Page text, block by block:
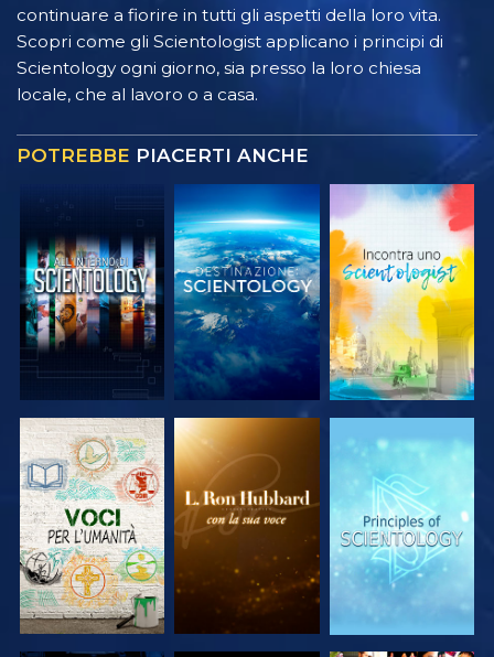
continuare a fiorire in tutti gli aspetti della loro vita.
Scopri come gli Scientologist applicano i principi di
Scientology ogni giorno, sia presso la loro chiesa
locale, che al lavoro o a casa.
POTREBBE PIACERTI ANCHE
ESPLORA LE
SERIE
ESPLORA LE
SERIE
ESPLORA LE
SERIE